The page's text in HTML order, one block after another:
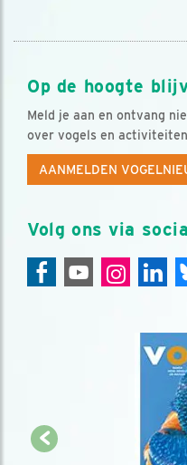
Op de hoogte
Meld je aan en ontvang
over vogels en
AANMELDEN
Volg ons via